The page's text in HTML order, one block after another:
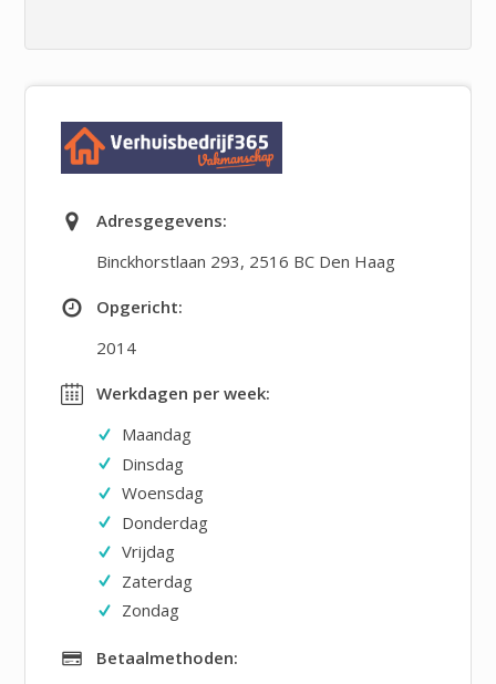
Adresgegevens:
Binckhorstlaan 293, 2516 BC Den Haag
Opgericht:
2014
Werkdagen per week:
Maandag
Dinsdag
Woensdag
Donderdag
Vrijdag
Zaterdag
Zondag
Betaalmethoden: